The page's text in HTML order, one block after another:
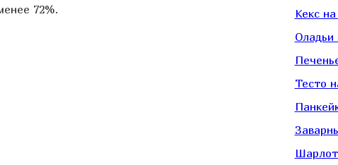
72%.
Кекс
Оладьи
Тесто